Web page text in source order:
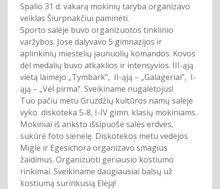
Spalio 31 d. vakarą mokinių taryba organizavo
veiklas Šiurpnakčiui paminėti.
Sporto salėje buvo organizuotos tinklinio
varžybos. Jose dalyvavo 5 gimnazijos ir
aplinkinių miestelių jaunuolių komandos. Kovos
dėl medalių buvo atkaklios ir intensyvios. III-ąją
vietą laimėjo „Tymbark”, II-ąją – „Galageriai”, I-
ąją – „Vėl pirma”. Sveikiname nugalėtojus!
Tuo pačiu metu Gruzdžių kultūros namų salėje
vyko diskoteka 5-8, I-IV gimn. klasių mokiniams.
Mokiniai iš anksto išsipuošė salės erdves,
sukūrė foto sienelę. Diskotekos metu vedėjos
Miglė ir Egesichora organizavo smagius
žaidimus. Organizuoti geriausio kostiumo
rinkimai. Sveikiname daugiausiai balsų už
kostiumą surinkusią Elėją!